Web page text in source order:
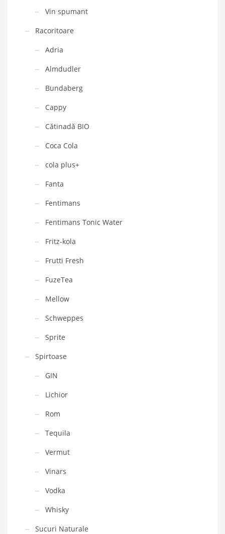
Vin spumant
Racoritoare
Adria
Almdudler
Bundaberg
Cappy
Cătinadă BIO
Coca Cola
cola plus+
Fanta
Fentimans
Fentimans Tonic Water
Fritz-kola
Frutti Fresh
FuzeTea
Mellow
Schweppes
Sprite
Spirtoase
GIN
Lichior
Rom
Tequila
Vermut
Vinars
Vodka
Whisky
Sucuri Naturale